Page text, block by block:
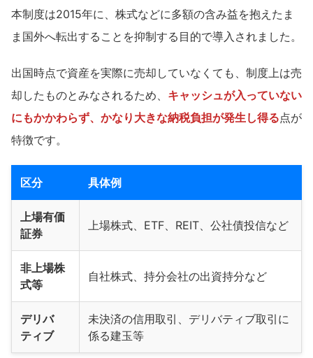
本制度は2015年に、株式などに多額の含み益を抱えたま
ま国外へ転出することを抑制する目的で導入されました。
出国時点で資産を実際に売却していなくても、制度上は売
却したものとみなされるため、 キャッシュが入っていない
にもかかわらず、かなり大きな納税負担が発生し得る点が
特徴です。
区分 具体例
上場有価
証券
上場株式、ETF、REIT、公社債投信など
非上場株
式等
自社株式、持分会社の出資持分など
デリバ
ティブ
未決済の信用取引、デリバティブ取引に
係る建玉等